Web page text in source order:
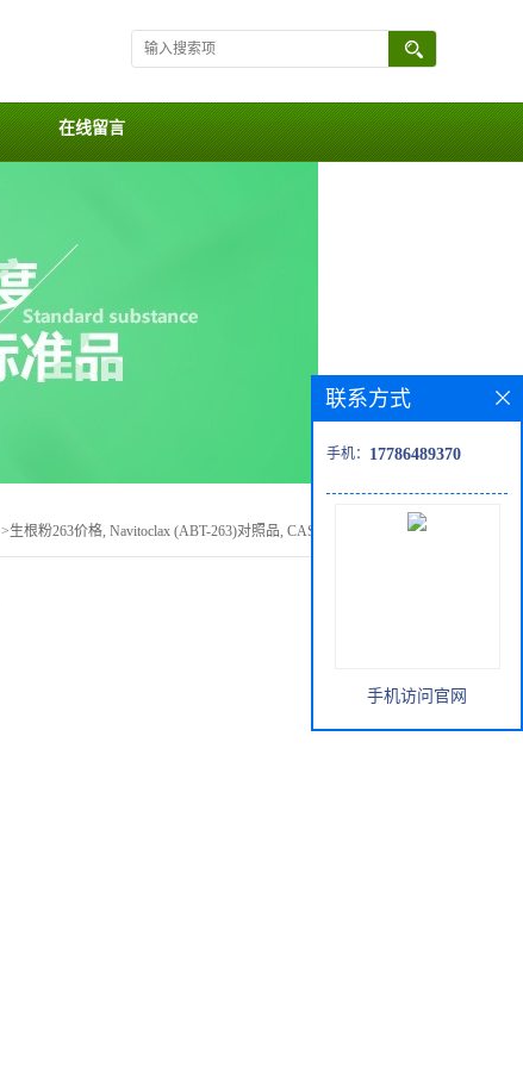
在线留言
>生根粉263价格, Navitoclax (ABT-263)对照品, CAS号:923564-51-6
联系方式
手机： 17786489370
手机访问官网